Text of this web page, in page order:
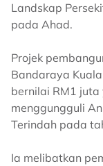
Landskap
pada Ahad.
Projek
Bandaraya
bernilai RM1
menggungguli
Terindah pada
Ia melibatkan